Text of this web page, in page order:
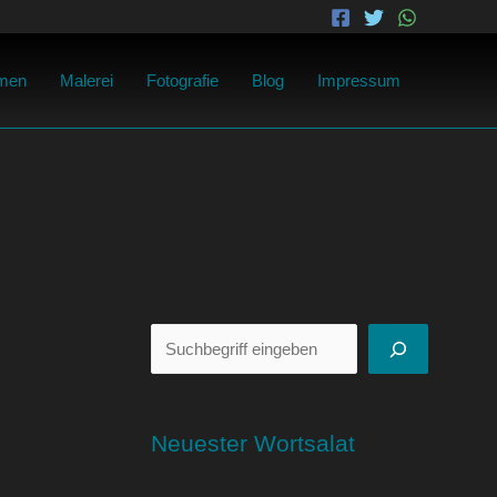
Malerei Fotografie Blog Impressum
Neuester Wortsalat